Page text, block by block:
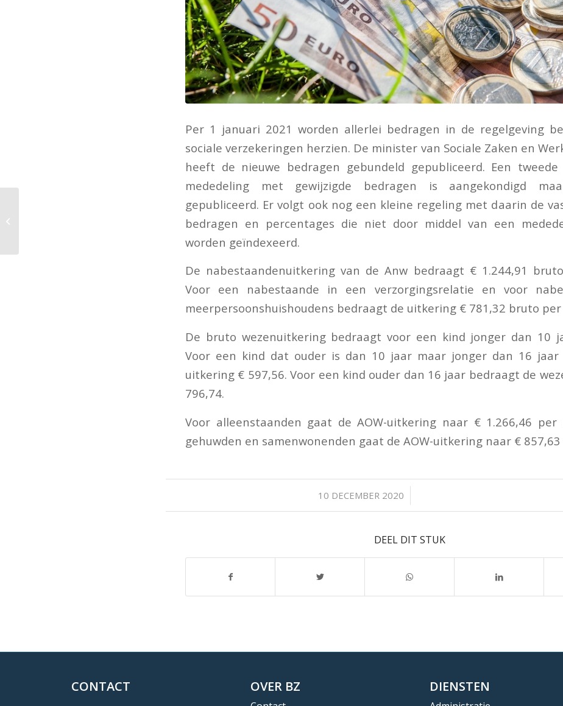
Per 1 januari 2021 worden allerlei bedragen in de regelgeving
sociale verzekeringen herzien. De minister van Sociale Zaken en
heeft de nieuwe bedragen gebundeld gepubliceerd. Een
mededeling met gewijzigde bedragen is aangekondigd
gepubliceerd. Er volgt ook nog een kleine regeling met daarin de
bedragen en percentages die niet door middel van een
worden geïndexeerd.
De nabestaandenuitkering van de Anw bedraagt € 1.244,91
Voor een nabestaande in een verzorgingsrelatie en voor
meerpersoonshuishoudens bedraagt de uitkering € 781,32 bruto per
De bruto wezenuitkering bedraagt voor een kind jonger dan 10
Voor een kind dat ouder is dan 10 jaar maar jonger dan 16 jaar
uitkering € 597,56. Voor een kind ouder dan 16 jaar bedraagt de
796,74.
Voor alleenstaanden gaat de AOW-uitkering naar € 1.266,46 per
gehuwden en samenwonenden gaat de AOW-uitkering naar €
10 DECEMBER 2020
/
DEEL DIT STUK
CONTACT OVER BZ DIENSTEN